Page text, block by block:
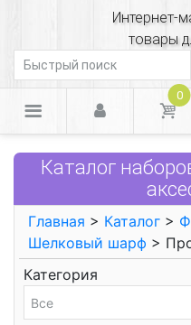
Интернет-
товары
0
Каталог
Главная > Каталог >
Шелковый шарф >
Категория